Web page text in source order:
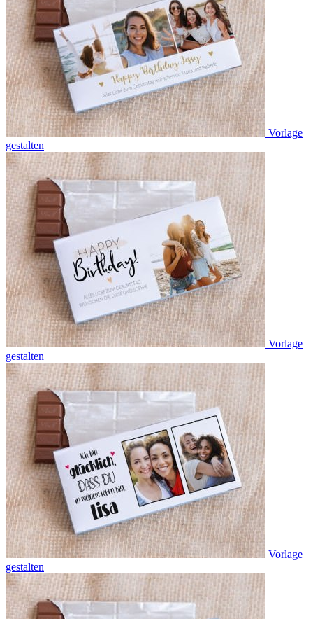
Vorlage
gestalten
Vorlage
gestalten
Vorlage
gestalten